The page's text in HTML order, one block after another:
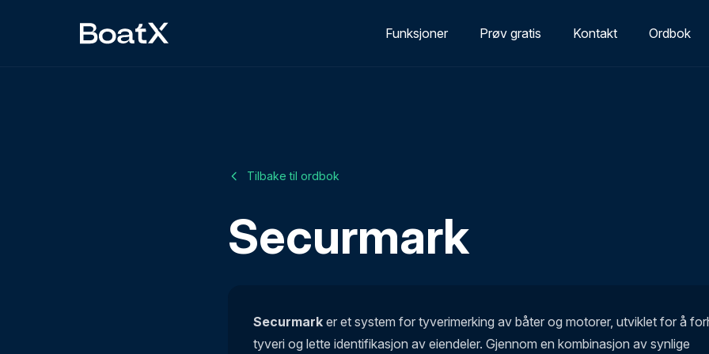
Funksjoner Prøv gratis Kontakt Ordbok
Tilbake til ordbok
Securmark
Securmark er et system for tyverimerking av båter og motorer, utviklet for å
tyveri og lette identifikasjon av eiendeler. Gjennom en kombinasjon av synlige